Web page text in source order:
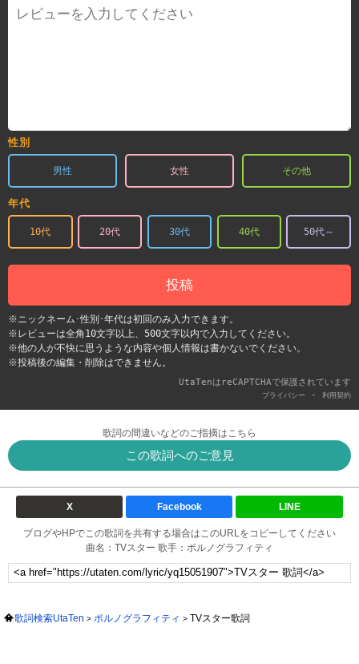
性別
男性 女性 その他
年代
10代 20代 30代 40代 50代～
投稿
※ニックネーム･性別･年代は初回のみ入力できます。
※レビューは全角10文字以上、500文字以内で入力してください。
※他の人が不快に思うような内容や個人情報は書かないでください。
※投稿後の編集・削除はできません。
UtaTenはreCAPTCHAで保護されています
プライバシー - 利用契約
歌詞の間違いなどのご指摘はこちら
この歌詞へのご意見
X Facebook LINE
ブログやHPでこの歌詞を共有する場合はこのURLをコピーしてください
曲名：TVスター 歌手：ポルノグラフィティ
歌詞検索UtaTen ポルノグラフィティ TVスター歌詞